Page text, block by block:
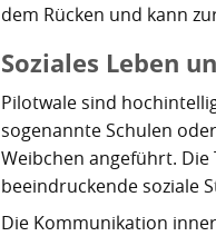
dem Rücken und kann
Soziales Leben
Pilotwale sind
sogenannte Schulen
Weibchen angeführt.
beeindruckende soziale
Die Kommunikation